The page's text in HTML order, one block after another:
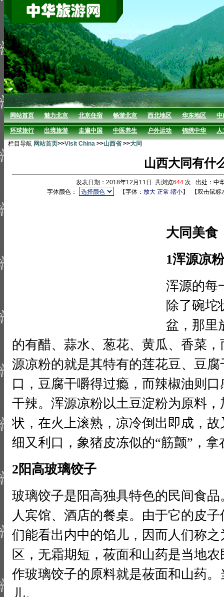
网站首页 魅力北京 北京住宿 畅游北京 西北地区 华东地区 中
环球旅行 出境旅游 走遍中国 中医养生 户外运动 锦绣中华
人
栏目导航 网站首页>>Visit China >>山西省>>大同
山西大同有什
发表日期：2018年12月11日 共浏览644 次 出处：中
字体颜色：
【字体：放大 正常 缩小】 【双击鼠
大同美食
1浑源凉粉
浑源的每
除了碗坨
盆，那里
的有醋、蒜水、葱花、黄瓜、香菜
源凉粉的就是其特有的莲花豆、豆
口，豆腐干嚼得过瘾，而辣椒油则
干辣。浑源凉粉以土豆淀粉为原料
状，在火上滚熟，凉冷倒出即成，
细又利口，象猪皮冻似的“筋颤”，拿
2阳高玻璃饺子
玻璃饺子是阳高独具特色的民间食
人宾馆、酒店的餐桌。由于它的皮
们能看出内中的馅儿，因而人们称
区，无霜期短，莜面和山药是当地
作玻璃饺子的原料就是莜面和山药
儿。